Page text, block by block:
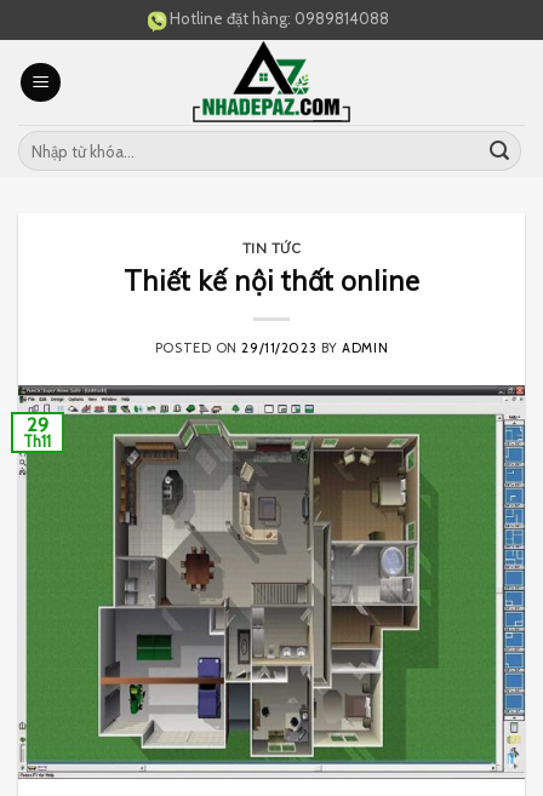
to
content
Hotline đặt hàng: 0989814088
TIN TỨC
Thiết kế nội thất online
POSTED ON29/11/2023 BYADMIN
29
Th11